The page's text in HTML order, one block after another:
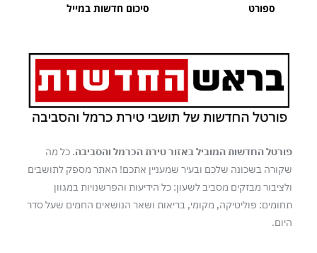
ספורט
סיכום חדשות במייל
פורטל החדשות המוביל באזור טירת הכרמל והסביבה. כל מה
שקורה בשכונה שלכם ובעיר שמעניין אתכם! האתר מספק לתושבים
ולציבור מבזקים מסביב לשעון: כל הידיעות והפרשנויות במגוון
תחומים: פוליטיקה, מקומי, בריאות ושאר הנושאים החמים שעל סדר
היום.